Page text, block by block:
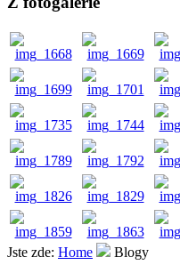
Jste zde: Home
Blogy